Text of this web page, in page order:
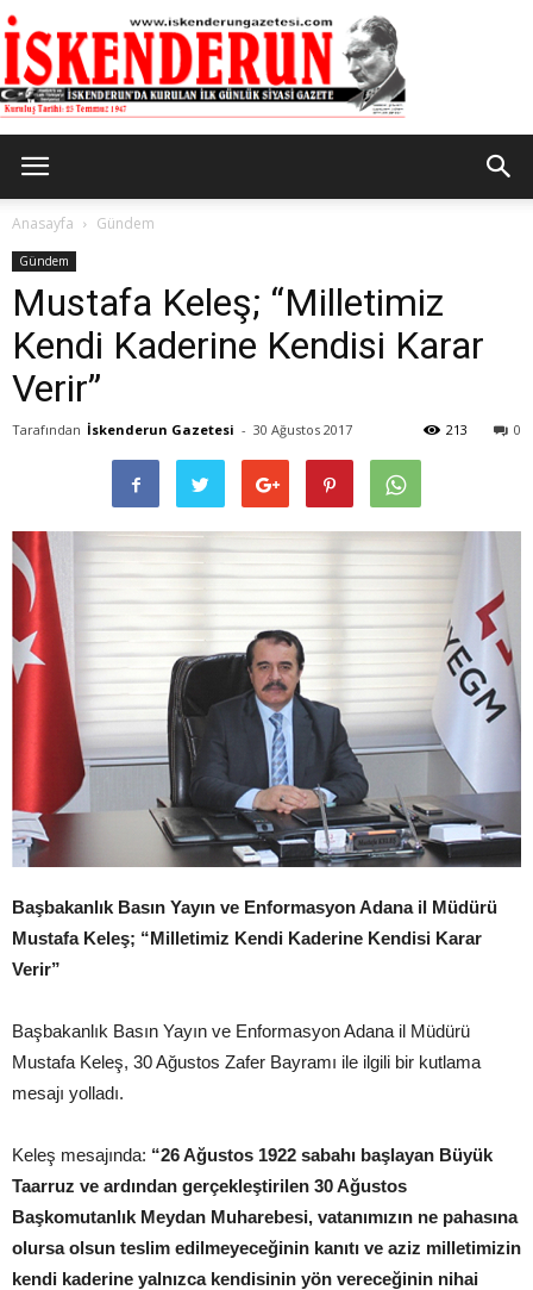
Gazetesi
Anasayfa Gündem
Gündem
Mustafa Keleş; “Milletimiz
Kendi Kaderine Kendisi Karar
Verir”
Tarafından İskenderun Gazetesi - 30 Ağustos 2017 0
213
Başbakanlık Basın Yayın ve Enformasyon Adana il Müdürü
Mustafa Keleş; “Milletimiz Kendi Kaderine Kendisi Karar
Verir”
Başbakanlık Basın Yayın ve Enformasyon Adana il Müdürü
Mustafa Keleş, 30 Ağustos Zafer Bayramı ile ilgili bir kutlama
mesajı yolladı.
Keleş mesajında: “26 Ağustos 1922 sabahı başlayan Büyük
Taarruz ve ardından gerçekleştirilen 30 Ağustos
Başkomutanlık Meydan Muharebesi, vatanımızın ne pahasına
olursa olsun teslim edilmeyeceğinin kanıtı ve aziz milletimizin
kendi kaderine yalnızca kendisinin yön vereceğinin nihai